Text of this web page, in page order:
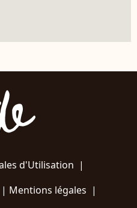
d'Utilisation |
Mentions légales |